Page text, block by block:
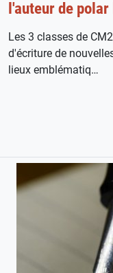
l'auteur de
Les 3 classes de
d'écriture de
lieux emblématiq…